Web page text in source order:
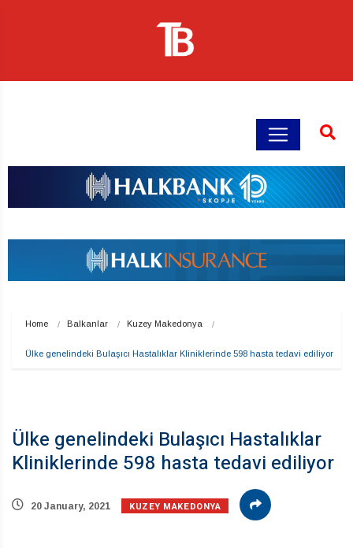
Home Balkanlar Kuzey Makedonya
Ülke genelindeki Bulaşıcı Hastalıklar Kliniklerinde 598 hasta tedavi ediliyor
Ülke genelindeki Bulaşıcı Hastalıklar
Kliniklerinde 598 hasta tedavi ediliyor
20 January, 2021 KUZEY MAKEDONYA